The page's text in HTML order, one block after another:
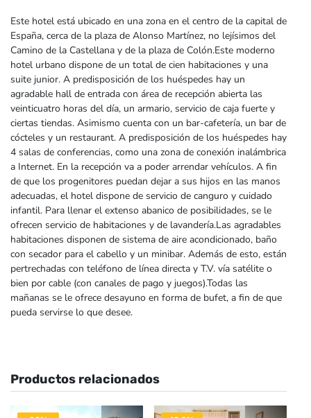
Este hotel está ubicado en una zona en el centro de la capital de
España, cerca de la plaza de Alonso Martínez, no lejísimos del
Camino de la Castellana y de la plaza de Colón.Este moderno
hotel urbano dispone de un total de cien habitaciones y una
suite junior. A predisposición de los huéspedes hay un
agradable hall de entrada con área de recepción abierta las
veinticuatro horas del día, un armario, servicio de caja fuerte y
ciertas tiendas. Asimismo cuenta con un bar-cafetería, un bar de
cócteles y un restaurant. A predisposición de los huéspedes hay
4 salas de conferencias, como una zona de conexión inalámbrica
a Internet. En la recepción va a poder arrendar vehículos. A fin
de que los progenitores puedan dejar a sus hijos en las manos
adecuadas, el hotel dispone de servicio de canguro y cuidado
infantil. Para llenar el extenso abanico de posibilidades, se le
ofrecen servicio de habitaciones y de lavandería.Las agradables
habitaciones disponen de sistema de aire acondicionado, baño
con secador para el cabello y un minibar. Además de esto, están
pertrechadas con teléfono de línea directa y T.V. vía satélite o
bien por cable (con canales de pago y juegos).Todas las
mañanas se le ofrece desayuno en forma de bufet, a fin de que
pueda servirse lo que desee.
Productos relacionados